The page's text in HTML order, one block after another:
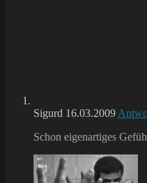
Sigurd 16.03.2009
Schon eigenartiges